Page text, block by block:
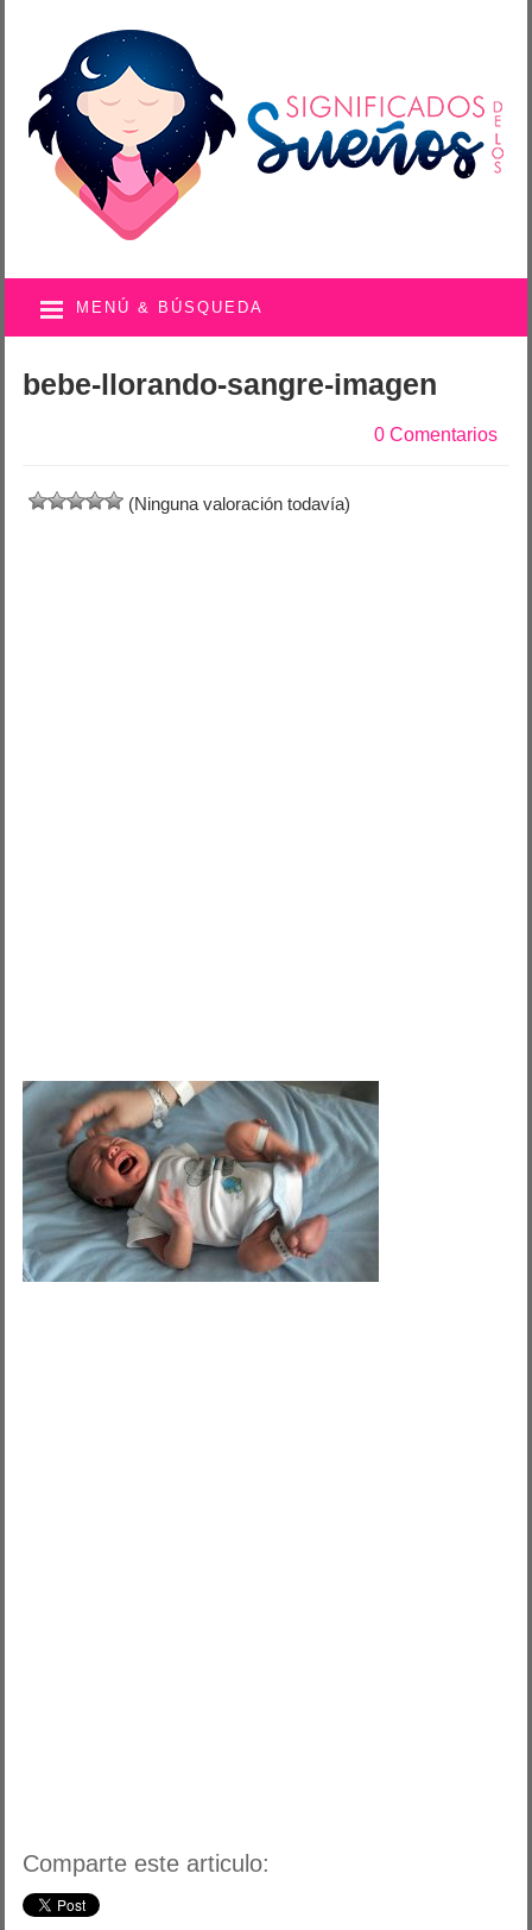
MENÚ & BÚSQUEDA
bebe-llorando-sangre-imagen
0 Comentarios
(Ninguna valoración todavía)
Comparte este articulo: